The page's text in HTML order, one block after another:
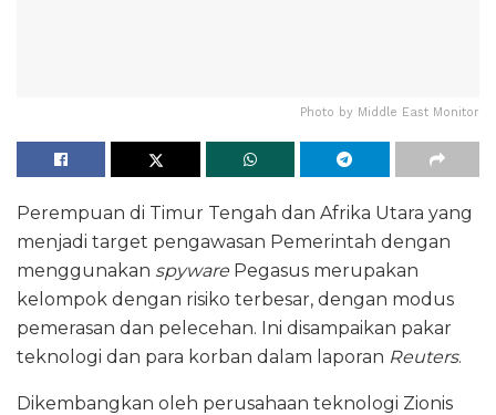
Photo by Middle East Monitor
Perempuan di Timur Tengah dan Afrika Utara yang
menjadi target pengawasan Pemerintah dengan
menggunakan spyware Pegasus merupakan
kelompok dengan risiko terbesar, dengan modus
pemerasan dan pelecehan. Ini disampaikan pakar
teknologi dan para korban dalam laporan Reuters.
Dikembangkan oleh perusahaan teknologi Zionis